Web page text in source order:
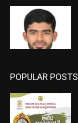
POPULAR POSTS